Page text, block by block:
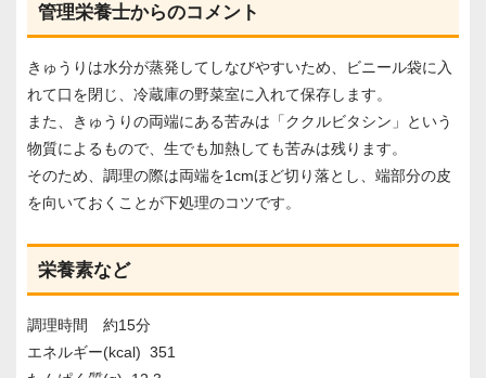
管理栄養士からのコメント
きゅうりは水分が蒸発してしなびやすいため、ビニール袋に入
れて口を閉じ、冷蔵庫の野菜室に入れて保存します。
また、きゅうりの両端にある苦みは「ククルビタシン」という
物質によるもので、生でも加熱しても苦みは残ります。
そのため、調理の際は両端を1cmほど切り落とし、端部分の皮
を向いておくことが下処理のコツです。
栄養素など
調理時間 約15分
エネルギー(kcal) 351